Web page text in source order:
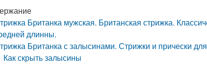
Британка мужская. Британская стрижка.
длинны.
Британка с залысинами. Стрижки и прически
Как скрыть залысины